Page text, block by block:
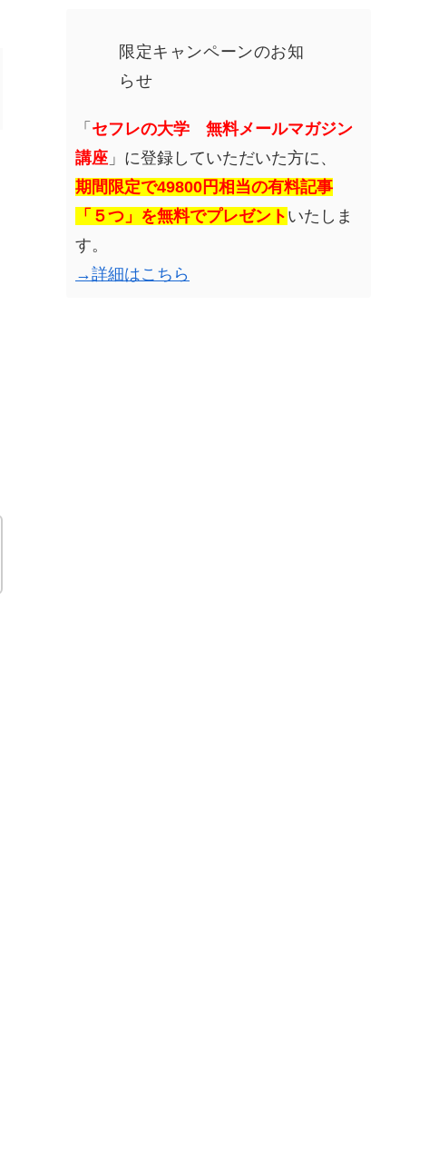
限定キャンペーンのお知
らせ
「 セフレの大学 無料メールマガジン
講座 」に登録していただいた方に、
期間限定で49800円相当の有料記事
「５つ」を無料でプレゼント いたしま
す。
→詳細はこちら